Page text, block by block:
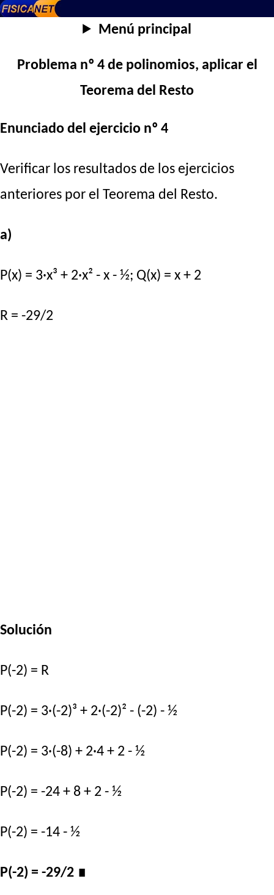
Menú principal
Problema nº 4 de polinomios, aplicar el
Teorema del Resto
Enunciado del ejercicio nº 4
Verificar los resultados de los ejercicios
anteriores por el Teorema del Resto.
a)
P(x) = 3·x³ + 2·x² - x - ½; Q(x) = x + 2
R = -29/2
Solución
P(-2) = R
P(-2) = 3·(-2)³ + 2·(-2)² - (-2) - ½
P(-2) = 3·(-8) + 2·4 + 2 - ½
P(-2) = -24 + 8 + 2 - ½
P(-2) = -14 - ½
P(-2) = -29/2 ∎